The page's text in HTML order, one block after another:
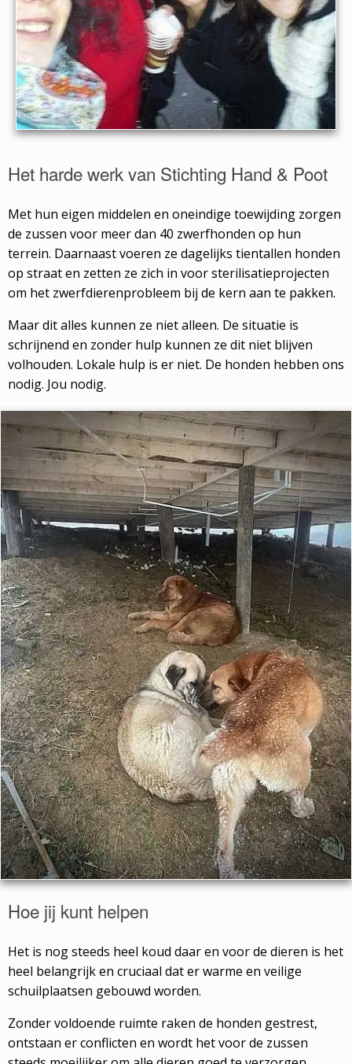
Het harde werk van Stichting Hand & Poot
Met hun eigen middelen en oneindige toewijding zorgen
de zussen voor meer dan 40 zwerfhonden op hun
terrein. Daarnaast voeren ze dagelijks tientallen honden
op straat en zetten ze zich in voor sterilisatieprojecten
om het zwerfdierenprobleem bij de kern aan te pakken.
Maar dit alles kunnen ze niet alleen. De situatie is
schrijnend en zonder hulp kunnen ze dit niet blijven
volhouden. Lokale hulp is er niet. De honden hebben ons
nodig. Jou nodig.
Hoe jij kunt helpen
Het is nog steeds heel koud daar en voor de dieren is het
heel belangrijk en cruciaal dat er warme en veilige
schuilplaatsen gebouwd worden.
Zonder voldoende ruimte raken de honden gestrest,
ontstaan er conflicten en wordt het voor de zussen